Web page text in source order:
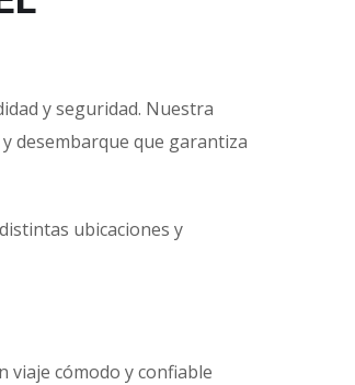
y seguridad. Nuestra
desembarque que garantiza
ubicaciones y
viaje cómodo y confiable